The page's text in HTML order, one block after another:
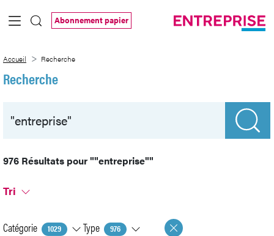
Saut au contenu principal
Abonnement papier
Accueil Recherche
Recherche
976 Résultats pour""entreprise""
Tri
Catégorie 1029 Type 976